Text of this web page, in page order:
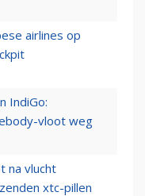
airlines op
IndiGo:
vloot weg
na vlucht
xtc-pillen